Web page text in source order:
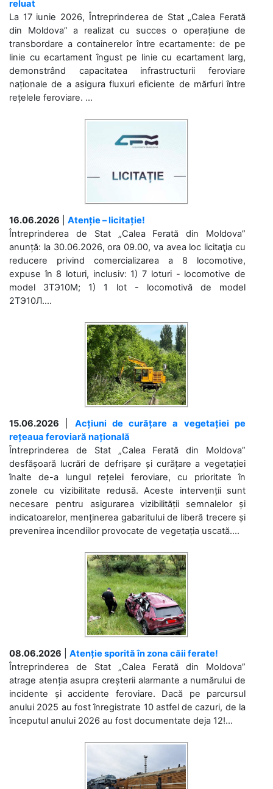
reluat
La 17 iunie 2026, Întreprinderea de Stat „Calea Ferată
din Moldova” a realizat cu succes o operațiune de
transbordare a containerelor între ecartamente: de pe
linie cu ecartament îngust pe linie cu ecartament larg,
demonstrând capacitatea infrastructurii feroviare
naționale de a asigura fluxuri eficiente de mărfuri între
rețelele feroviare. ...
16.06.2026
Atenție – licitație!
Întreprinderea de Stat „Calea Ferată din Moldova”
anunță: la 30.06.2026, ora 09.00, va avea loc licitaţia cu
reducere privind comercializarea a 8 locomotive,
expuse în 8 loturi, inclusiv: 1) 7 loturi - locomotive de
model 3ТЭ10М; 1) 1 lot - locomotivă de model
2ТЭ10Л....
15.06.2026
Acțiuni de curățare a vegetației pe
rețeaua feroviară națională
Întreprinderea de Stat „Calea Ferată din Moldova”
desfășoară lucrări de defrișare și curățare a vegetației
înalte de-a lungul rețelei feroviare, cu prioritate în
zonele cu vizibilitate redusă. Aceste intervenții sunt
necesare pentru asigurarea vizibilității semnalelor și
indicatoarelor, menținerea gabaritului de liberă trecere și
prevenirea incendiilor provocate de vegetația uscată....
08.06.2026
Atenție sporită în zona căii ferate!
Întreprinderea de Stat „Calea Ferată din Moldova”
atrage atenția asupra creșterii alarmante a numărului de
incidente și accidente feroviare. Dacă pe parcursul
anului 2025 au fost înregistrate 10 astfel de cazuri, de la
începutul anului 2026 au fost documentate deja 12!...